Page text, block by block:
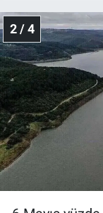
2 / 4
Nedir
Popüler
Programlar
Sağlık